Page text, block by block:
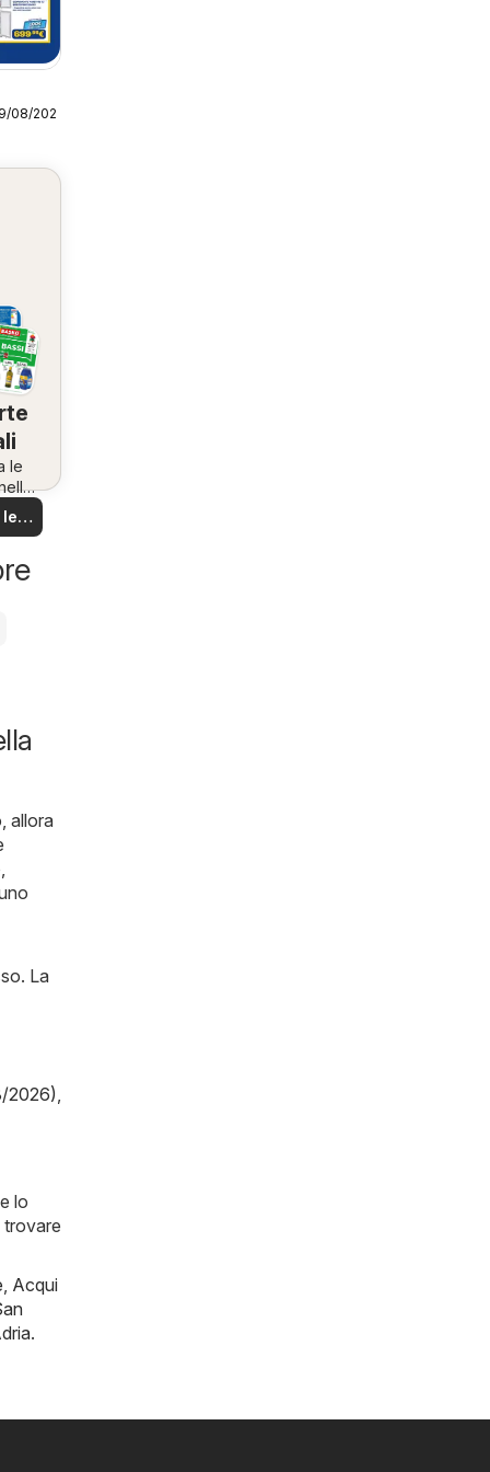
08/2026
le
le
allora
La
2026)
lo
trovare
Acqui
.